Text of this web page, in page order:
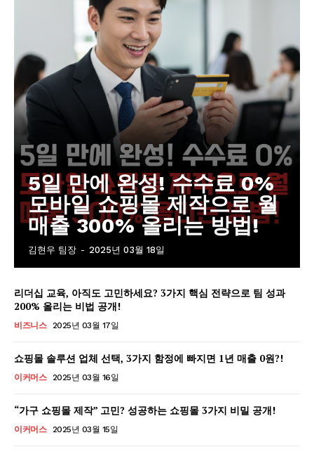
5일 만에 완성! 수수료 0%
모바일 쇼핑몰 제작으로 월
매출 300% 올리는 방법!
김현우 팀장 - 2025년 03월 18일
리더십 교육, 아직도 고민하세요? 3가지 핵심 전략으로 팀 성과
200% 올리는 비법 공개!
비즈니스 2025년 03월 17일
쇼핑몰 솔루션 업체 선택, 3가지 함정에 빠지면 1년 매출 0원?!
이커머스 2025년 03월 16일
“가구 쇼핑몰 제작” 고민? 성공하는 쇼핑몰 3가지 비밀 공개!
이커머스 2025년 03월 15일